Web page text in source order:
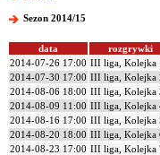
Sezon 2014/15
data rozgrywki
2014-07-26 17:00 III liga, Kolejka
2014-07-30 17:00 III liga, Kolejka
2014-08-06 18:00 III liga, Kolejka
2014-08-09 11:00 III liga, Kolejka
2014-08-16 17:00 III liga, Kolejka
2014-08-20 18:00 III liga, Kolejka
2014-08-23 17:00 III liga, Kolejka